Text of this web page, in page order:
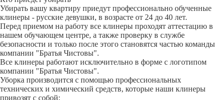
Убирать вашу квартиру приедут профессионально обученные
клинеры - русские девушки, в возрасте от 24 до 40 лет.
Перед приемом на работу все клинеры проходят аттестацию в
нашем обучающем центре, а также проверку в службе
безопасности и только после этого становятся частью команды
компании "Братья Чистовы".
Все клинеры работают исключительно в форме с логотипом
компании "Братья Чистовы".
Уборка производится с помощью профессиональных
технических и химический средств, которые наши клинеры
привозят с собой: